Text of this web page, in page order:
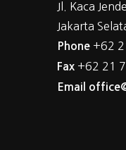
Jl. Kaca
Jakarta
Phone +62
Fax +62 21
Email